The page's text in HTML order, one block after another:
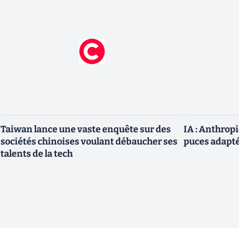
Taiwan lance une vaste enquête sur des
sociétés chinoises voulant débaucher ses
talents de la tech
IA :
puces